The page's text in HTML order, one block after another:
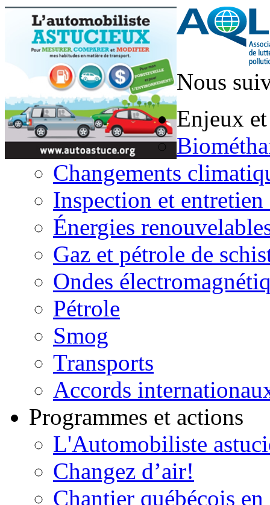
Nous
Enjeux
Changements
Inspection et entretien
Énergies
Gaz et pétrole de
Ondes
Pétrole
Smog
Transports
Accords
Programmes et actions
L'Automobiliste
Changez d’air!
Chantier québécois